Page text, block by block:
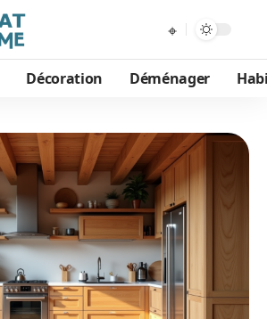
Décoration Déménager